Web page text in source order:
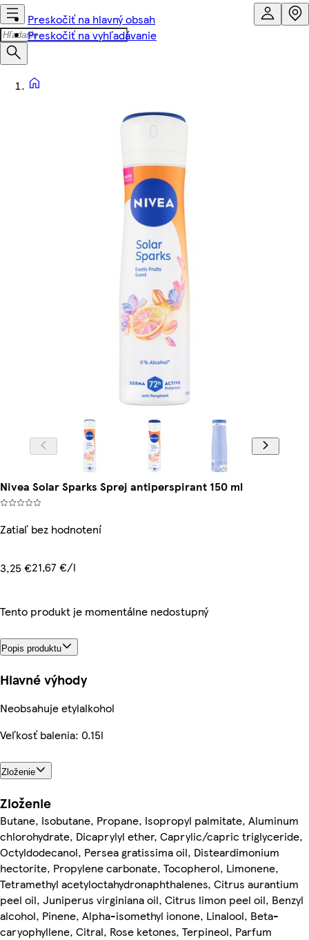
Preskočiť na hlavný obsah
Preskočiť na vyhľadávanie
Nivea Solar Sparks Sprej antiperspirant 150 ml
Zatiaľ bez hodnotení
3,25 €21,67 €/l
Tento produkt je momentálne nedostupný
Popis produktu
Hlavné výhody
Neobsahuje etylalkohol
Veľkosť balenia: 0.15l
Zloženie
Zloženie
Butane, Isobutane, Propane, Isopropyl palmitate, Aluminum
chlorohydrate, Dicaprylyl ether, Caprylic/capric triglyceride,
Octyldodecanol, Persea gratissima oil, Disteardimonium
hectorite, Propylene carbonate, Tocopherol, Limonene,
Tetramethyl acetyloctahydronaphthalenes, Citrus aurantium
peel oil, Juniperus virginiana oil, Citrus limon peel oil, Benzyl
alcohol, Pinene, Alpha-isomethyl ionone, Linalool, Beta-
caryophyllene, Citral, Rose ketones, Terpineol, Parfum